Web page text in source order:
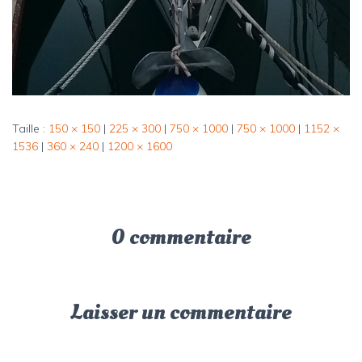
Taille : 150 × 150 | 225 × 300 | 750 × 1000 | 750 × 1000 | 1152 ×
1536 | 360 × 240 | 1200 × 1600
0 commentaire
Laisser un commentaire